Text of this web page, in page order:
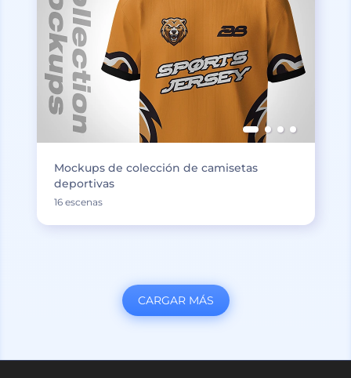
Mockups de colección de camisetas
deportivas
16 escenas
CARGAR MÁS